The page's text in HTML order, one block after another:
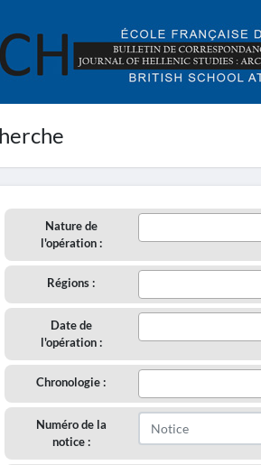
Nature de
l'opération :
Régions :
Date de
l'opération :
Chronologie :
Numéro de la
notice :